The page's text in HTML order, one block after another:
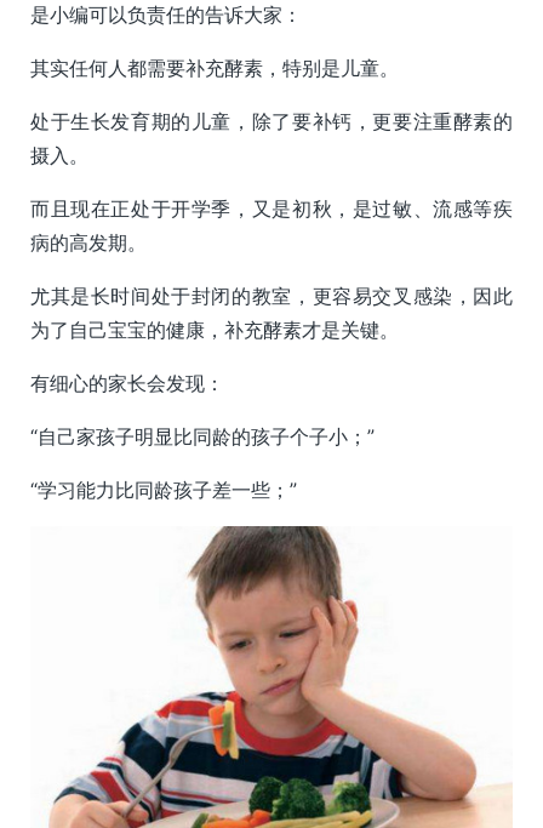
是小编可以负责任的告诉大家：
其实任何人都需要补充酵素，特别是儿童。
处于生长发育期的儿童，除了要补钙，更要注重酵素的
摄入。
而且现在正处于开学季，又是初秋，是过敏、流感等疾
病的高发期。
尤其是长时间处于封闭的教室，更容易交叉感染，因此
为了自己宝宝的健康，补充酵素才是关键。
有细心的家长会发现：
“自己家孩子明显比同龄的孩子个子小；”
“学习能力比同龄孩子差一些；”